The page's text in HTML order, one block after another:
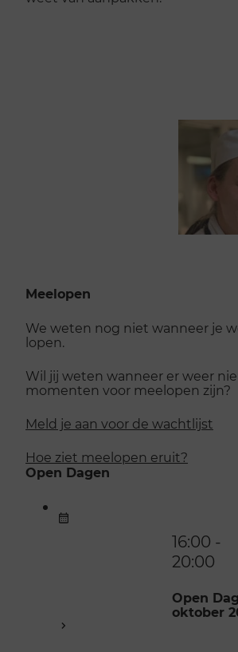
Meelopen
We weten nog niet wanneer je
lopen.
Wil jij weten wanneer er weer
momenten voor meelopen zijn?
Meld je aan voor de wachtlijst
Hoe ziet meelopen eruit?
Open Dagen
16:00 -
20:00
Open
oktober